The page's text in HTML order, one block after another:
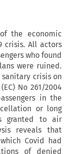
the economic
crisis. All actors
who found
were ruined.
crisis on
No 261/2004
in the
or long
granted to air
reveals that
Covid had
of denied